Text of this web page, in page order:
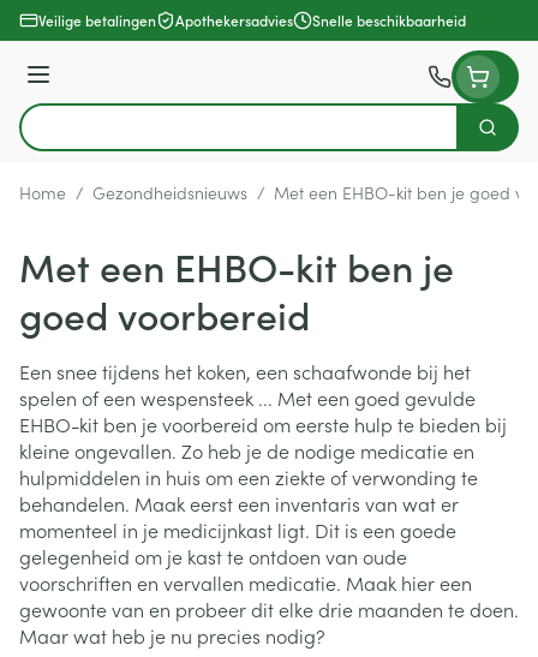
Ga naar de inhoud
Veilige betalingen Apothekersadvies Snelle beschikbaarheid
Menu
Product, merk, categorie...
Zoek
Home / Gezondheidsnieuws / Met een EHBO-kit ben je goed
Met een EHBO-kit ben je
goed voorbereid
Een snee tijdens het koken, een schaafwonde bij het
spelen of een wespensteek ... Met een goed gevulde
EHBO-kit ben je voorbereid om eerste hulp te bieden bij
kleine ongevallen. Zo heb je de nodige medicatie en
hulpmiddelen in huis om een ziekte of verwonding te
behandelen. Maak eerst een inventaris van wat er
momenteel in je medicijnkast ligt. Dit is een goede
gelegenheid om je kast te ontdoen van oude
voorschriften en vervallen medicatie. Maak hier een
gewoonte van en probeer dit elke drie maanden te doen.
Maar wat heb je nu precies nodig?